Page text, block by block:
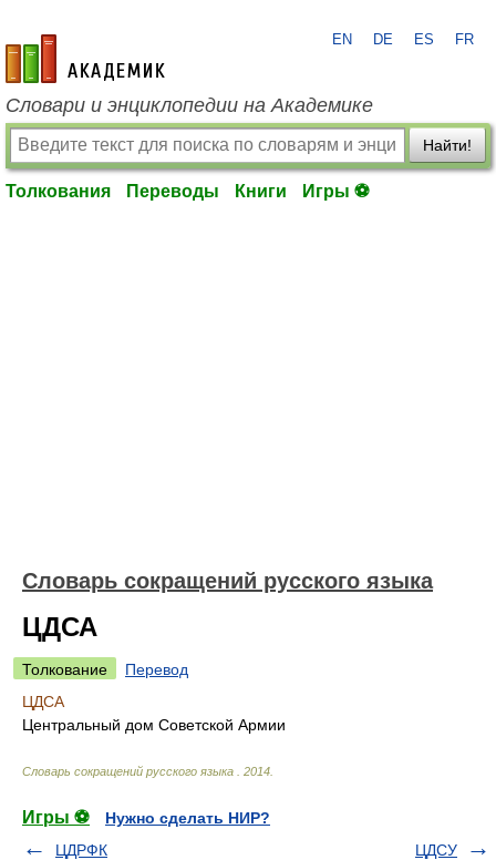
academic.ru
EN DE ES FR
Словари и энциклопедии на Академике
Найти!
Толкования Переводы Книги Игры ⚽
Словарь сокращений русского языка
ЦДСА
Толкование
Перевод
ЦДСА
Центральный дом Советской Армии
Словарь сокращений русского языка 2014
Игры ⚽
Нужно сделать НИР?
ЦДРФК
ЦДСУ